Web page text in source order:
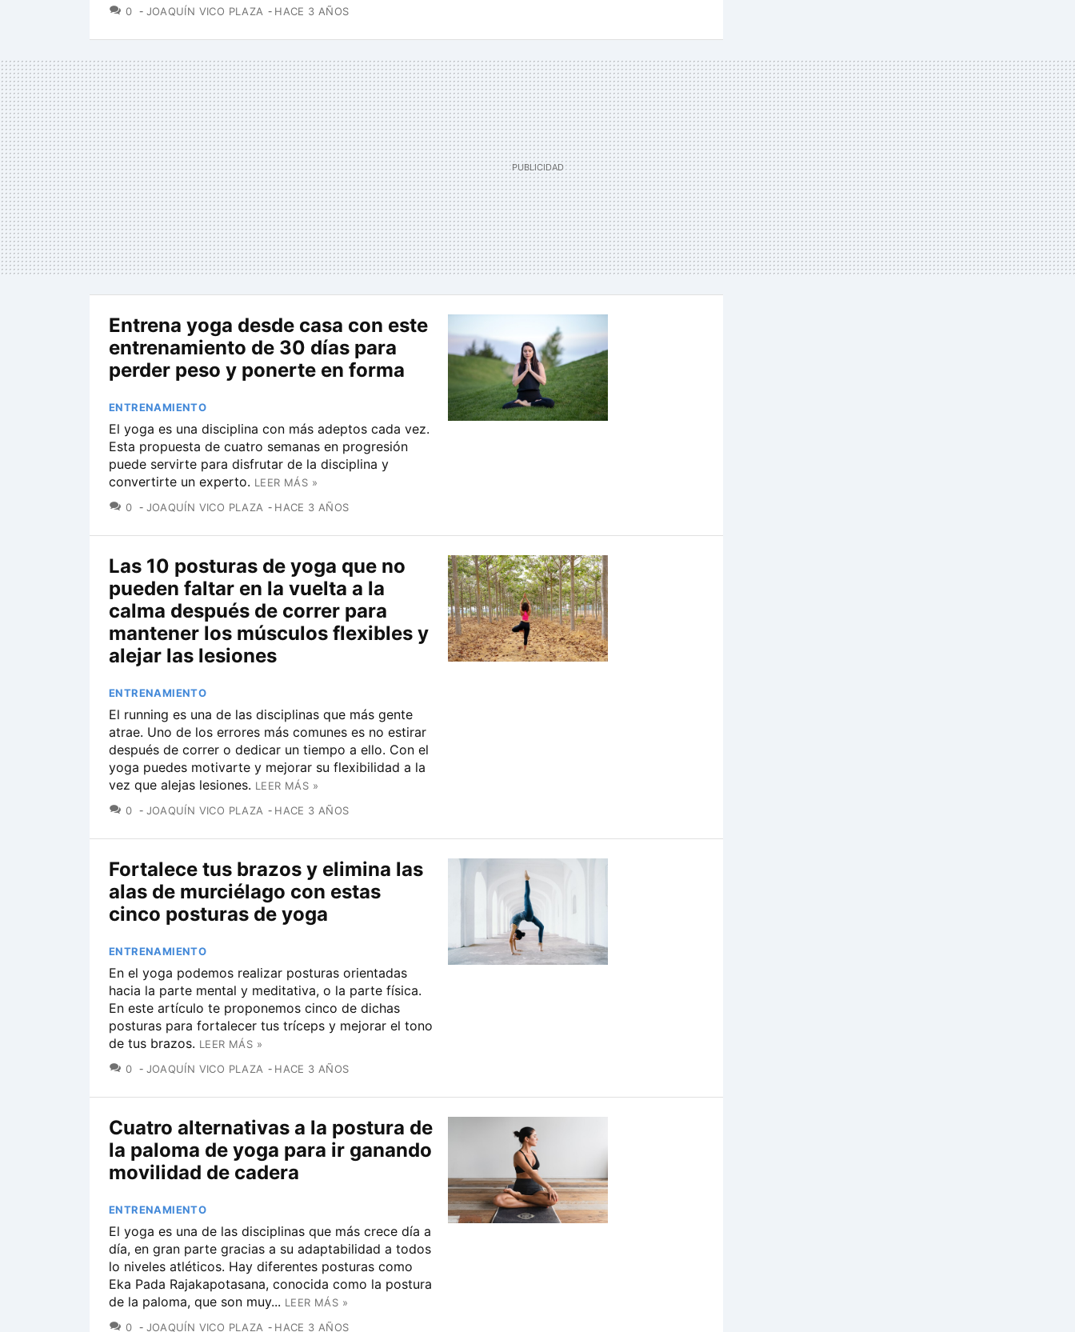
0 COMENTARIOS
JOAQUÍN VICO PLAZA HACE 3 AÑOS
Entrena yoga desde casa con este
entrenamiento de 30 días para
perder peso y ponerte en forma
ENTRENAMIENTO
El yoga es una disciplina con más adeptos cada vez.
Esta propuesta de cuatro semanas en progresión
puede servirte para disfrutar de la disciplina y
convertirte un experto. LEER MÁS »
0 COMENTARIOS
JOAQUÍN VICO PLAZA HACE 3 AÑOS
Las 10 posturas de yoga que no
pueden faltar en la vuelta a la
calma después de correr para
mantener los músculos flexibles y
alejar las lesiones
ENTRENAMIENTO
El running es una de las disciplinas que más gente
atrae. Uno de los errores más comunes es no estirar
después de correr o dedicar un tiempo a ello. Con el
yoga puedes motivarte y mejorar su flexibilidad a la
vez que alejas lesiones. LEER MÁS »
0 COMENTARIOS
JOAQUÍN VICO PLAZA HACE 3 AÑOS
Fortalece tus brazos y elimina las
alas de murciélago con estas
cinco posturas de yoga
ENTRENAMIENTO
En el yoga podemos realizar posturas orientadas
hacia la parte mental y meditativa, o la parte física.
En este artículo te proponemos cinco de dichas
posturas para fortalecer tus tríceps y mejorar el tono
de tus brazos. LEER MÁS »
0 COMENTARIOS
JOAQUÍN VICO PLAZA HACE 3 AÑOS
Cuatro alternativas a la postura de
la paloma de yoga para ir ganando
movilidad de cadera
ENTRENAMIENTO
El yoga es una de las disciplinas que más crece día a
día, en gran parte gracias a su adaptabilidad a todos
lo niveles atléticos. Hay diferentes posturas como
Eka Pada Rajakapotasana, conocida como la postura
de la paloma, que son muy... LEER MÁS »
0 COMENTARIOS
JOAQUÍN VICO PLAZA HACE 3 AÑOS